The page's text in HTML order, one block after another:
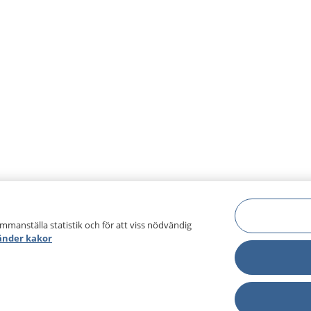
statistik och för att viss nödvändig
kakor